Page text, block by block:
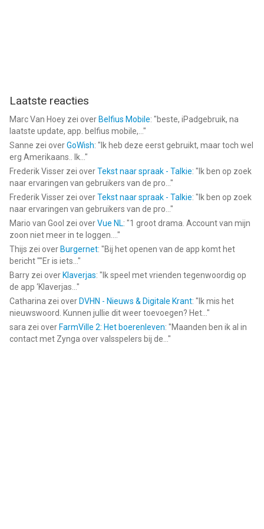
Laatste reacties
Marc Van Hoey zei over Belfius Mobile: "beste, iPadgebruik, na
laatste update, app. belfius mobile,... "
Sanne zei overGoWish: " Ik heb deze eerst gebruikt, maar toch wel
erg Amerikaans.. Ik... "
Frederik Visser zei overTekst naar spraak - Talkie: " Ik ben op zoek
naar ervaringen van gebruikers van de pro... "
Frederik Visser zei overTekst naar spraak - Talkie: " Ik ben op zoek
naar ervaringen van gebruikers van de pro... "
Mario van Gool zei overVue NL: "1 groot drama. Account van mijn
zoon niet meer in te loggen.... "
Thijs zei over Burgernet: "Bij het openen van de app komt het
bericht ""Er is iets... "
Barry zei over Klaverjas: " Ik speel met vrienden tegenwoordig op
de app ‘Klaverjas... "
Catharina zei over DVHN - Nieuws & Digitale Krant: " Ik mis het
nieuwswoord. Kunnen jullie dit weer toevoegen? Het... "
sara zei over FarmVille 2: Het boerenleven: "Maanden ben ik al in
contact met Zynga over valsspelers bij de... "